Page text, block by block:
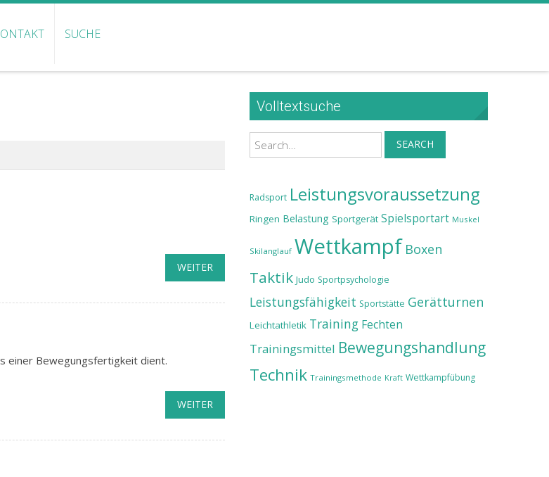
SUCHE
WEITER
einer Bewegungsfertigkeit dient.
WEITER
Volltextsuche
Search SEARCH
Radsport Leistungsvoraussetzung
Ringen Belastung Sportgerät Spielsportart Muskel
Skilanglauf Wettkampf Boxen
Taktik Judo Sportpsychologie
Leistungsfähigkeit Sportstätte Gerätturnen
Leichtathletik Training Fechten
Trainingsmittel Bewegungshandlung
Technik Trainingsmethode Kraft Wettkampfübung